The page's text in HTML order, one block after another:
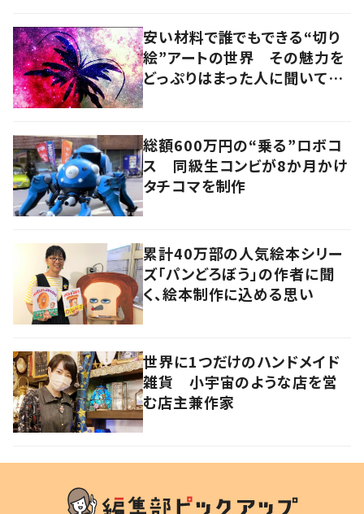
安い材料で誰でもできる“切り
絵”アートの世界 その魅力を
どっぷりはまった人に聞いてみ
総額600万円の“乗る”ロボコ
ス 同級生コンビが8か月かけ
タチコマを制作
累計40万部の人気絵本シリー
ズ「パンどろぼう」の作者に聞
く、絵本制作に込める思い
世界に1つだけのハンドメイド
雑貨 小宇宙のような店を営
む店主兼作家